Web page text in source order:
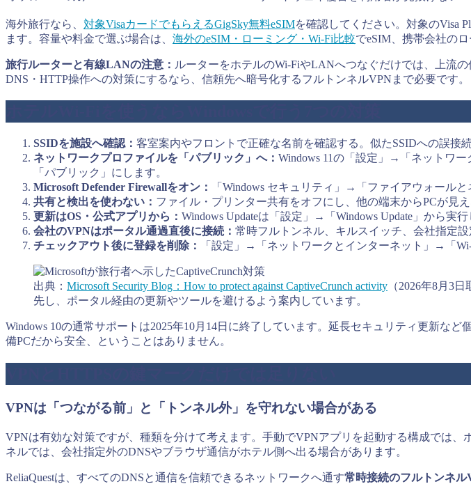
海外旅行なら、 対象VisaカードでもらえるGigSky無料eSIMを確認してください。対象のVisa
ます。容量や料金で選ぶ場合は、 海外のeSIM・ローミング・Wi-Fi比較でeSIM、携帯会社の
旅行ルーターと有線LANの注意： ルーターをホテルのWi-FiやLANへつなぐだけでは、上流
DNS・HTTP操作への対策にするなら、信頼先へ暗号化するフルトンネルVPNまで必要です。
SSIDを施設へ確認： 客室案内やフロントで正確な名前を確認する。似たSSIDへの誤接
ネットワークプロファイルを「パブリック」へ： Windows 11の「設定」→「ネットワ
「パブリック」にします。
Microsoft Defender Firewallをオン：
「Windows セキュリティ」→「ファイアウォール
共有と検出を使わない： ファイル・プリンター共有をオフにし、他の端末からPCが見え
更新はOS・公式アプリから： Windows Updateは「設定」→「Windows Update」から実
会社のVPNはポータル通過直後に接続： 常時フルトンネル、キルスイッチ、会社指定
チェックアウト後に登録を削除：
「設定」→「ネットワークとインターネット」→「
出典： Microsoft Security Blog：How to protect against CaptiveCrunch activity （2026年8月3
先し、ポータル経由の更新やツールを避けるよう案内しています。
Windows 10の通常サポートは2025年10月14日に終了しています。延長セキュリティ更新な
備PCだから安全、ということはありません。
VPNは「つながる前」と「トンネル外」を守れない場合がある
VPNは有効な対策ですが、種類を分けて考えます。手動でVPNアプリを起動する構成では
ネルでは、会社指定外のDNSやブラウザ通信がホテル側へ出る場合があります。
ReliaQuestは、すべてのDNSと通信を信頼できるネットワークへ通す常時接続のフルトンネル